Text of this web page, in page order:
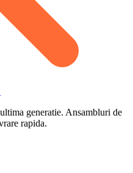
generatie. Ansambluri de
rapida.